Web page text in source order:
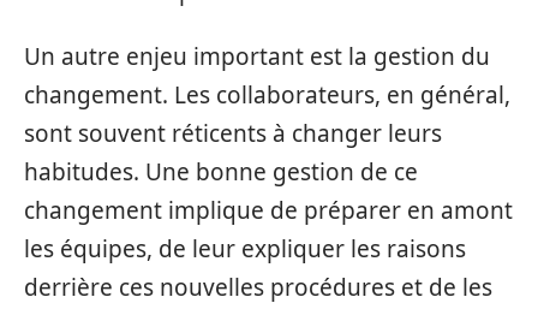
Un autre enjeu important est la gestion du
changement. Les collaborateurs, en général,
sont souvent réticents à changer leurs
habitudes. Une bonne gestion de ce
changement implique de préparer en amont
les équipes, de leur expliquer les raisons
derrière ces nouvelles procédures et de les